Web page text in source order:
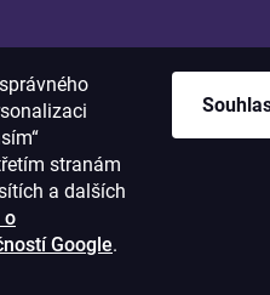
stranám
a dalších
o
Google.